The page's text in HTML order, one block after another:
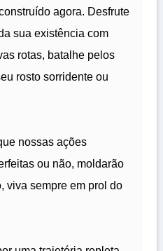
agora. Desfrute
sua existência com
rotas, batalhe pelos
rosto sorridente ou
nossas ações
ou não, moldarão
viva sempre em prol do